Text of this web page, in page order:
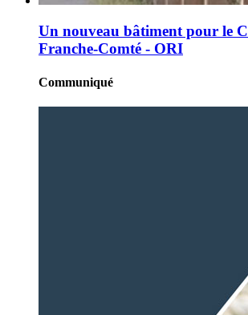
Un nouveau bâtiment pour le
Franche-Comté - ORI
Communiqué